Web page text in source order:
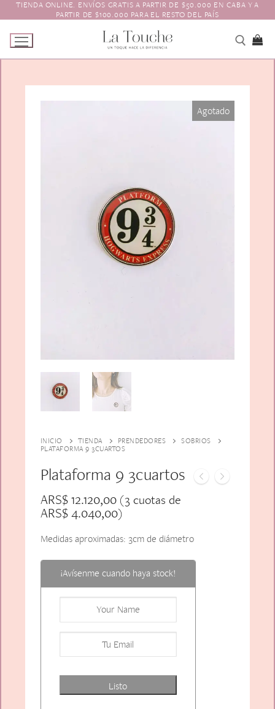
al
contenido
TIENDA ONLINE. ENVÍOS GRATIS A PARTIR DE $50.000 EN CABA Y A
PARTIR DE $100.000 PARA EL RESTO DEL PAÍS
Animales y Bichitos
Florales
Varios
Escarapelas
Accesorios para el pelo
Boinas
Vinchas
Hebillas
Aros
Guantes
Charreteras
Contacto
Agotado
INICIO TIENDA PRENDEDORES
SOBRIOS
PLATAFORMA 9 3CUARTOS
Plataforma 9 3cuartos
ARS$12.120,00(3 cuotas de
ARS$4.040,00)
Medidas aproximadas: 3cm de diámetro
¡Avísenme cuando haya stock!
Listo